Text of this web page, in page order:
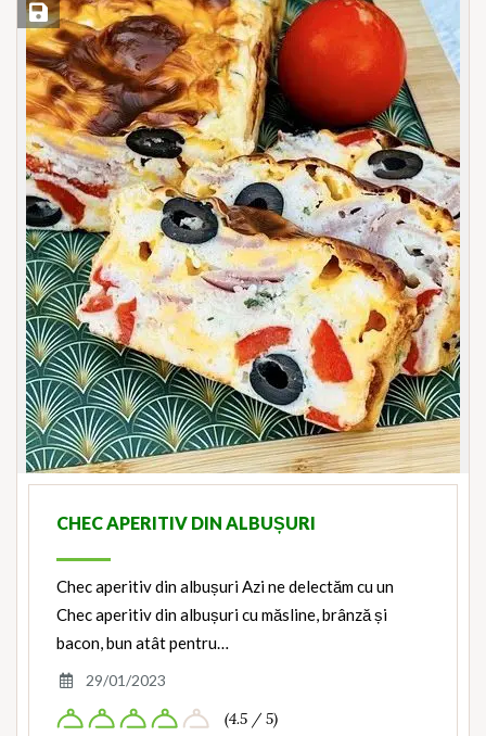
Save Recipe
CHEC APERITIV DIN ALBUȘURI
Chec aperitiv din albușuri Azi ne delectăm cu un
Chec aperitiv din albușuri cu măsline, brânză și
bacon, bun atât pentru…
29/01/2023
(4.5 / 5)